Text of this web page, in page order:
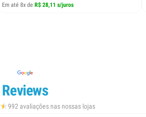
Em até 8x de R$ 28,11 s/juros
Reviews
★
★992 avaliações nas nossas lojas